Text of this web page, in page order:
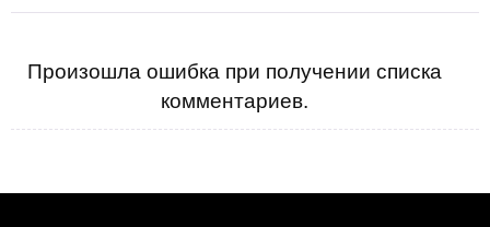
Произошла ошибка при получении списка
комментариев.